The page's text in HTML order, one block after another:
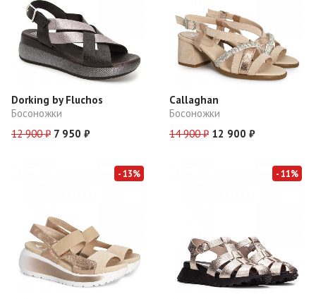
Dorking by Fluchos
Босоножки
12 900 ₽ 7 950 ₽
Callaghan
Босоножки
14 900 ₽ 12 900 ₽
- 13% - 11%